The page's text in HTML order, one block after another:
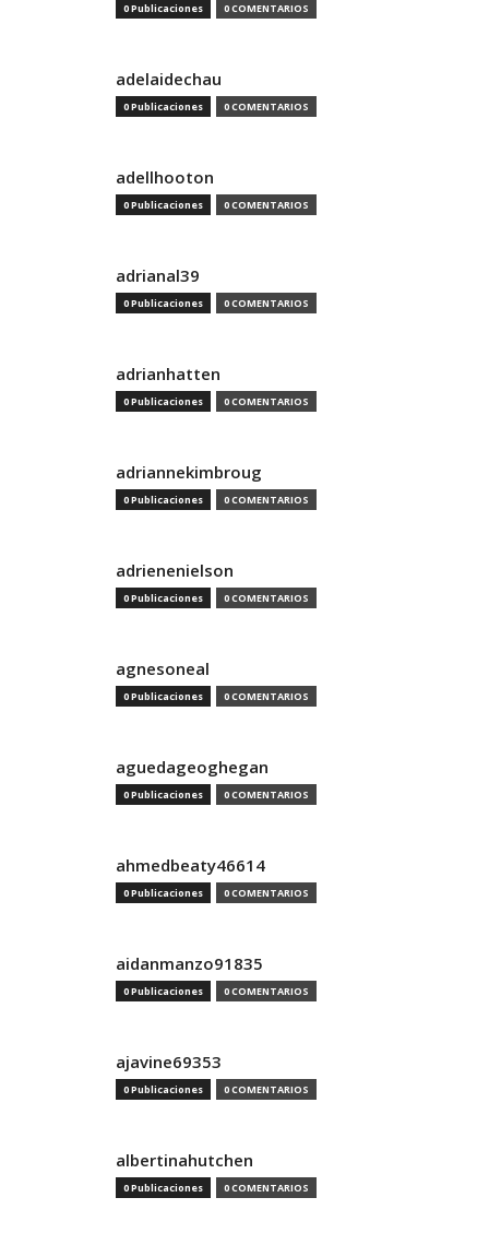
0 Publicaciones 0 COMENTARIOS
adelaidechau
0 Publicaciones 0 COMENTARIOS
adellhooton
0 Publicaciones 0 COMENTARIOS
adrianal39
0 Publicaciones 0 COMENTARIOS
adrianhatten
0 Publicaciones 0 COMENTARIOS
adriannekimbroug
0 Publicaciones 0 COMENTARIOS
adrienenielson
0 Publicaciones 0 COMENTARIOS
agnesoneal
0 Publicaciones 0 COMENTARIOS
aguedageoghegan
0 Publicaciones 0 COMENTARIOS
ahmedbeaty46614
0 Publicaciones 0 COMENTARIOS
aidanmanzo91835
0 Publicaciones 0 COMENTARIOS
ajavine69353
0 Publicaciones 0 COMENTARIOS
albertinahutchen
0 Publicaciones 0 COMENTARIOS